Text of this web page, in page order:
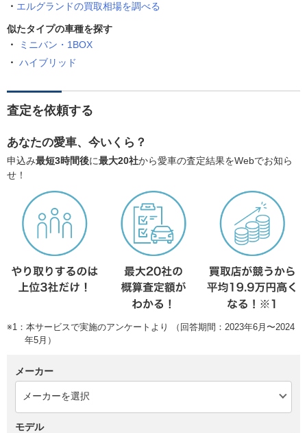
エルグランドの買取相場を調べる
似たタイプの車種を探す
ミニバン・1BOX
ハイブリッド
査定を依頼する
あなたの愛車、今いくら？
申込み最短3時間後に最大20社から愛車の査定結果をWebでお知ら
せ！
※1：本サービスで実施のアンケートより （回答期間：2023年6月〜2024
年5月）
メーカー
モデル